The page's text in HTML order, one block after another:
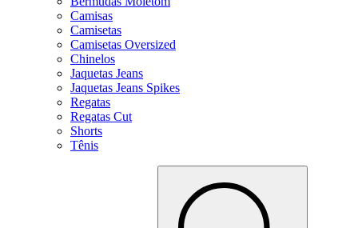
Camisas
Camisetas
Camisetas Oversized
Chinelos
Jaquetas Jeans
Jaquetas Jeans Spikes
Regatas
Regatas Cut
Shorts
Tênis